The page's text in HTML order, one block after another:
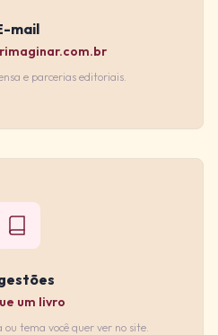
mail
e parcerias editoriais.
um livro
tema você quer ver no site.